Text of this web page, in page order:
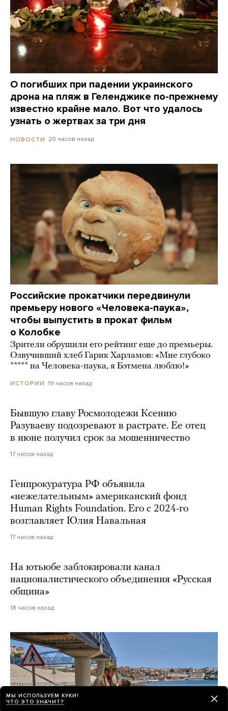
О погибших при падении украинского
дрона на пляж в Геленджике по-прежнему
известно крайне мало. Вот что удалось
узнать о жертвах за три дня
НОВОСТИ 20 часов назад
Российские прокатчики передвинули
премьеру нового «Человека-паука»,
чтобы выпустить в прокат фильм
о Колобке
Зрители обрушили его рейтинг еще до премьеры.
Озвучивший хлеб Гарик Харламов: «Мне глубоко
***** на Человека-паука, я Бэтмена люблю!»
ИСТОРИИ 19 часов назад
Бывшую главу Росмолодежи Ксению
Разуваеву подозревают в растрате. Ее отец
в июне получил срок за мошенничество
17 часов назад
Генпрокуратура РФ объявила
«нежелательным» американский фонд
Human Rights Foundation. Его с 2024-го
возглавляет Юлия Навальная
17 часов назад
На ютьюбе заблокировали канал
националистического объединения «Русская
община»
18 часов назад
МЫ ИСПОЛЬЗУЕМ КУКИ!
ЧТО ЭТО ЗНАЧИТ?